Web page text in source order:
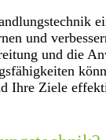
und
und die
Ihre Ziele